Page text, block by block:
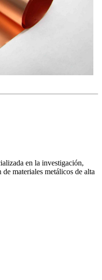
en la investigación,
materiales metálicos de alta